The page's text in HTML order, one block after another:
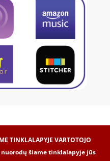
TINKLALAPYJE VARTOTOJO
šiame tinklalapyje jūs